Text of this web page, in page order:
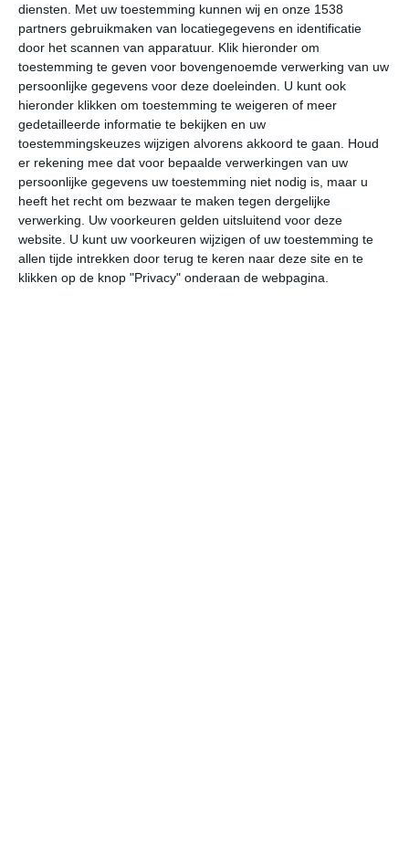
diensten.
Met uw toestemming kunnen wij en onze 1538
partners gebruikmaken van locatiegegevens en identificatie
door het scannen van apparatuur. Klik hieronder om
toestemming te geven voor bovengenoemde verwerking van uw
persoonlijke gegevens voor deze doeleinden. U kunt ook
hieronder klikken om toestemming te weigeren of meer
gedetailleerde informatie te bekijken en uw
toestemmingskeuzes wijzigen alvorens akkoord te gaan.
Houd
er rekening mee dat voor bepaalde verwerkingen van uw
persoonlijke gegevens uw toestemming niet nodig is, maar u
heeft het recht om bezwaar te maken tegen dergelijke
verwerking. Uw voorkeuren gelden uitsluitend voor deze
website. U kunt uw voorkeuren wijzigen of uw toestemming te
allen tijde intrekken door terug te keren naar deze site en te
klikken op de knop "Privacy" onderaan de webpagina.
ma
32°
di wo
32° 20°
do
32° 20°
30°C 32°C 31°C
12:00 15:00 18:00 21:00 00:00
12:00 15:00 18:00 21:00 00:00